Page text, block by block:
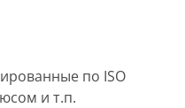
по ISO
и т.п.